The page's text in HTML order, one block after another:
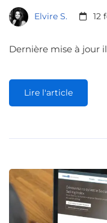
Elvire S. 12
Dernière mise à jour
Lire l'article